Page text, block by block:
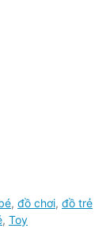
, đồ chơi, đồ trẻ
, Toy